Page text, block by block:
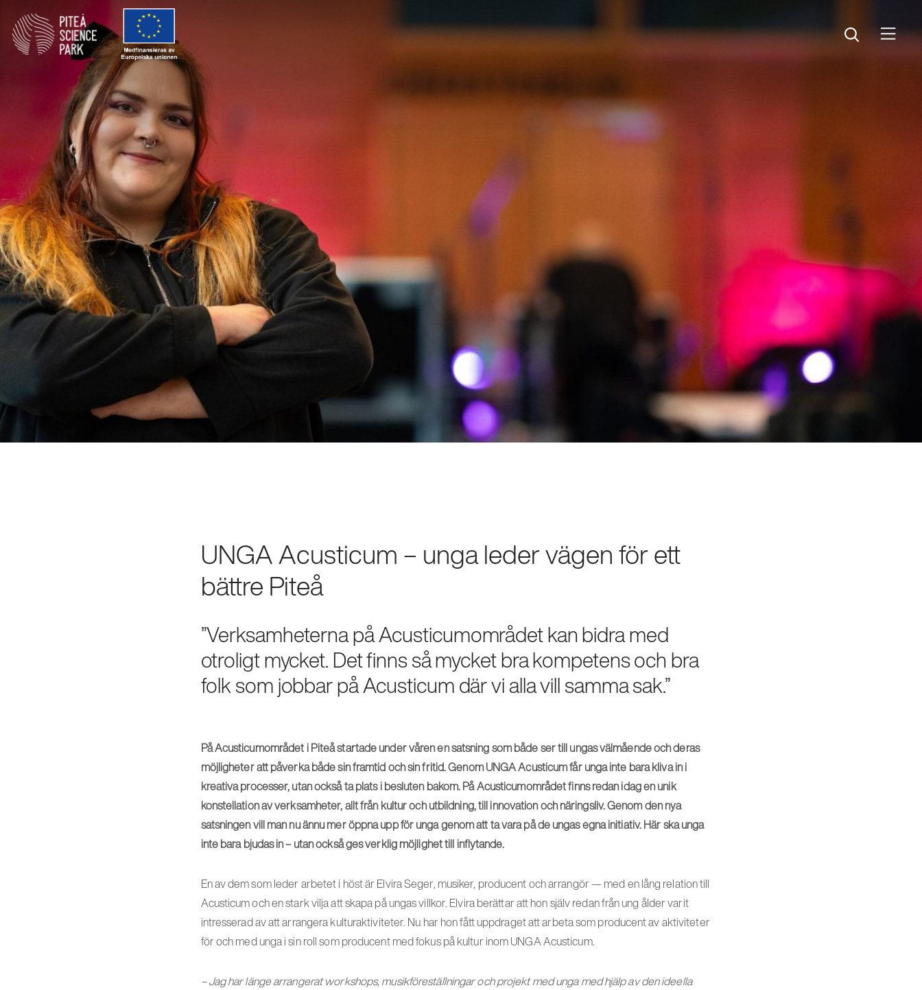
Öppna sök
Öppna menyn
UNGA Acusticum – unga leder vägen för ett
bättre Piteå
”Verksamheterna på Acusticumområdet kan bidra med
otroligt mycket. Det finns så mycket bra kompetens och bra
folk som jobbar på Acusticum där vi alla vill samma sak.”
På Acusticumområdet i Piteå startade under våren en satsning som både ser till ungas välmående och deras
möjligheter att påverka både sin framtid och sin fritid. Genom UNGA Acusticum får unga inte bara kliva in i
kreativa processer, utan också ta plats i besluten bakom. På Acusticumområdet finns redan idag en unik
konstellation av verksamheter, allt från kultur och utbildning, till innovation och näringsliv. Genom den nya
satsningen vill man nu ännu mer öppna upp för unga genom att ta vara på de ungas egna initiativ. Här ska unga
inte bara bjudas in – utan också ges verklig möjlighet till inflytande.
En av dem som leder arbetet i höst är Elvira Seger, musiker, producent och arrangör — med en lång relation till
Acusticum och en stark vilja att skapa på ungas villkor. Elvira berättar att hon själv redan från ung ålder varit
intresserad av att arrangera kulturaktiviteter. Nu har hon fått uppdraget att arbeta som producent av aktiviteter
för och med unga i sin roll som producent med fokus på kultur inom UNGA Acusticum.
– Jag har länge arrangerat workshops, musikföreställningar och projekt med unga med hjälp av den ideella